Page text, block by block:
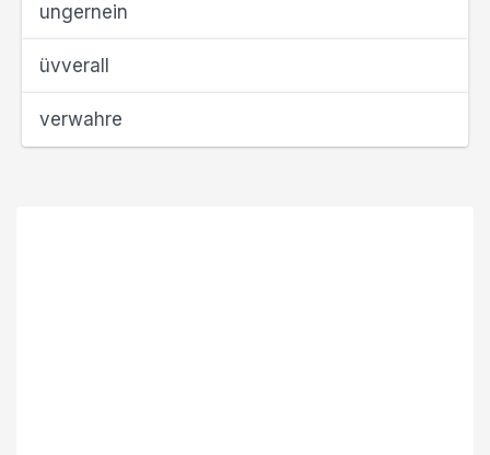
ungernein
üvverall
verwahre